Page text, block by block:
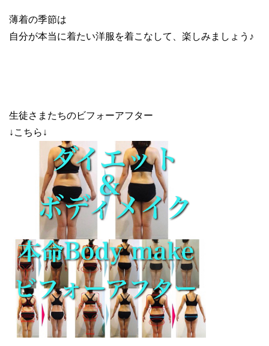
薄着の季節は
自分が本当に着たい洋服を着こなして、楽しみましょう♪
生徒さまたちのビフォーアフター
↓こちら↓